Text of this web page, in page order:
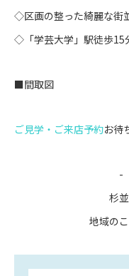
◇区画の整った綺麗な街
◇「学芸大学」駅徒歩15
■間取図
ご見学・ご来店予約お待
-
杉
地域の